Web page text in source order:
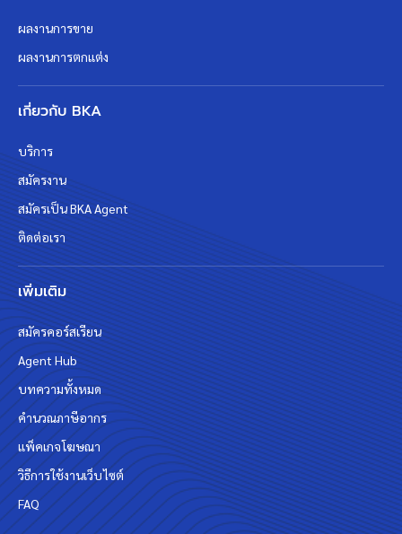
ผลงานการขาย
ผลงานการตกแต่ง
เกี่ยวกับ BKA
บริการ
สมัครงาน
สมัครเป็น BKA Agent
ติดต่อเรา
เพิ่มเติม
สมัครคอร์สเรียน
Agent Hub
บทความทั้งหมด
คำนวณภาษีอากร
แพ็คเกจโฆษณา
วิธีการใช้งานเว็บไซต์
FAQ